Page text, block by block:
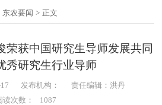
东农要闻 > 正文
荣获中国研究生导师发展共同
秀研究生行业导师
发布机构：
责任编辑：洪丹
读次数：
1087